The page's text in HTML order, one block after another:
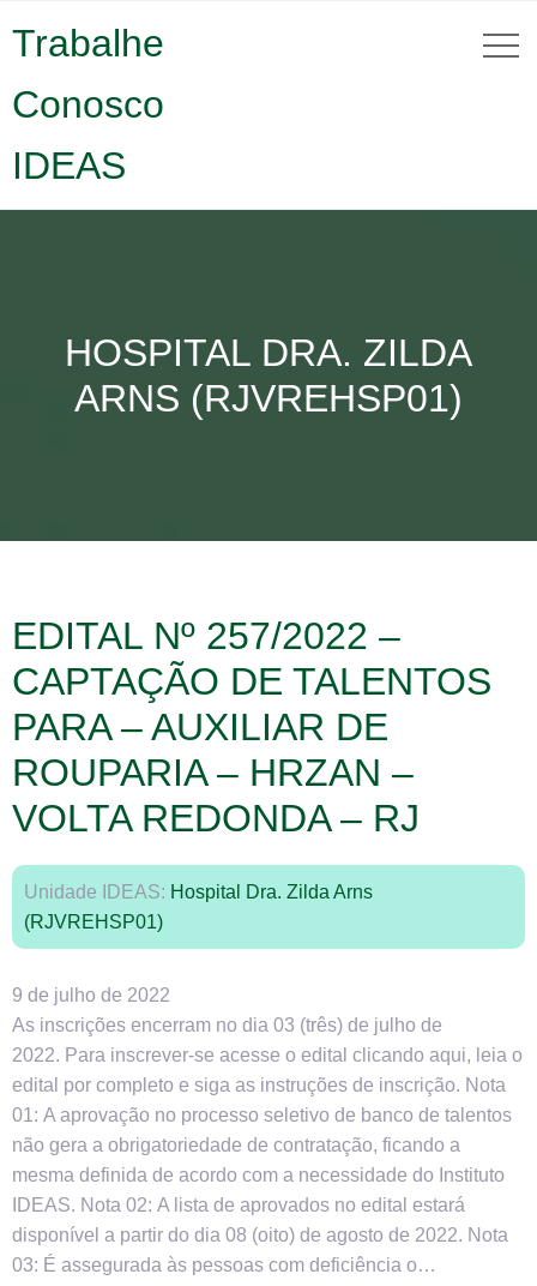
Trabalhe
Conosco
IDEAS
HOSPITAL DRA. ZILDA
ARNS (RJVREHSP01)
EDITAL Nº 257/2022 –
CAPTAÇÃO DE TALENTOS
PARA – AUXILIAR DE
ROUPARIA – HRZAN –
VOLTA REDONDA – RJ
Unidade IDEAS: Hospital Dra. Zilda Arns
(RJVREHSP01)
9 de julho de 2022
As inscrições encerram no dia 03 (três) de julho de
2022. Para inscrever-se acesse o edital clicando aqui, leia o
edital por completo e siga as instruções de inscrição. Nota
01: A aprovação no processo seletivo de banco de talentos
não gera a obrigatoriedade de contratação, ficando a
mesma definida de acordo com a necessidade do Instituto
IDEAS. Nota 02: A lista de aprovados no edital estará
disponível a partir do dia 08 (oito) de agosto de 2022. Nota
03: É assegurada às pessoas com deficiência o…